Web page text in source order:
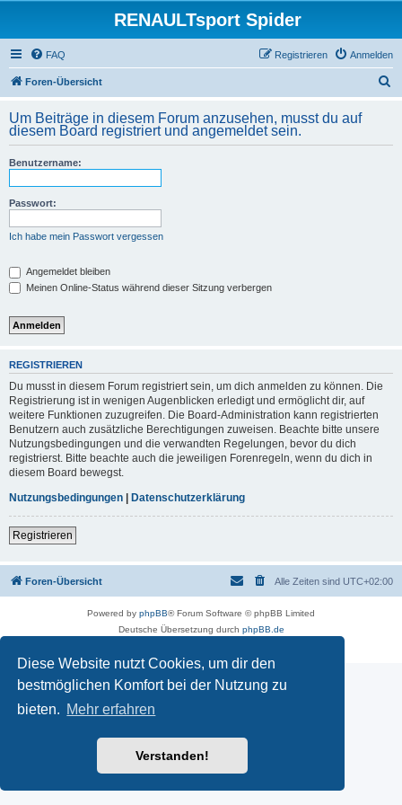
Diese Website nutzt Cookies, um dir den
bestmöglichen Komfort bei der Nutzung zu
bieten. Mehr erfahren
Verstanden!
RENAULTsport Spider
FAQ Anmelden
Registrieren
Foren-Übersicht
h
Um Beiträge in diesem Forum anzusehen, musst du auf
diesem Board registriert und angemeldet sein.
Benutzername:
Passwort:
Ich habe mein Passwort vergessen
Angemeldet bleiben
Meinen Online-Status während dieser Sitzung verbergen
REGISTRIEREN
Du musst in diesem Forum registriert sein, um dich anmelden zu können. Die
Registrierung ist in wenigen Augenblicken erledigt und ermöglicht dir, auf
weitere Funktionen zuzugreifen. Die Board-Administration kann registrierten
Benutzern auch zusätzliche Berechtigungen zuweisen. Beachte bitte unsere
Nutzungsbedingungen und die verwandten Regelungen, bevor du dich
registrierst. Bitte beachte auch die jeweiligen Forenregeln, wenn du dich in
diesem Board bewegst.
Nutzungsbedingungen | Datenschutzerklärung
Registrieren
Foren-Übersicht Alle Zeiten sind UTC+02:00
Powered by phpBB® Forum Software © phpBB Limited
Deutsche Übersetzung durch phpBB.de